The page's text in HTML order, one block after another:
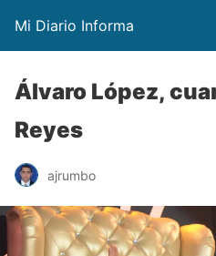
Mi Diario Informa
Álvaro López,
Reyes
ajrumbo